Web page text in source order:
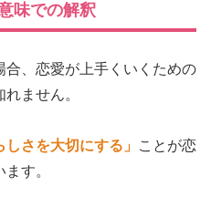
味での解釈
、恋愛が上手くいくための
ません。
しさを大切にする」 ことが恋
す。